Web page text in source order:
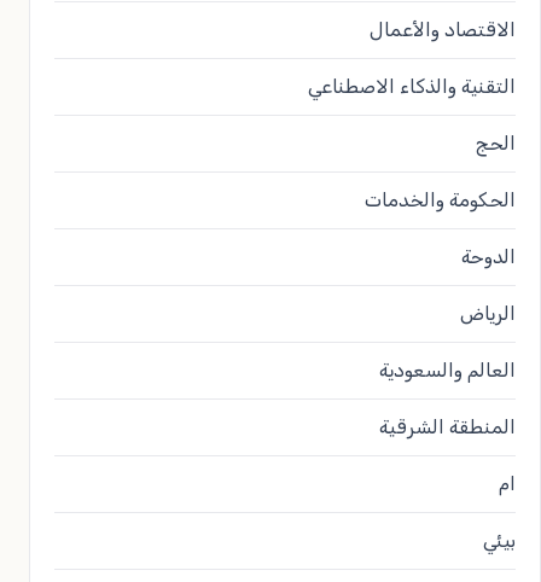
الاقتصاد والأعمال
التقنية والذكاء الاصطناعي
الحج
الحكومة والخدمات
الدوحة
الرياض
العالم والسعودية
المنطقة الشرقية
ام
بيئي